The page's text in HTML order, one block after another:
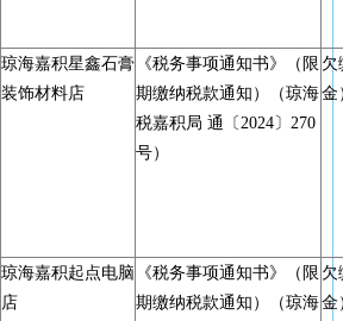
琼海嘉积星鑫石膏
装饰材料店
《税务事项通知书》（限
期缴纳税款通知）（琼海
税嘉积局 通〔2024〕270
号）
欠
金
琼海嘉积起点电脑
店
《税务事项通知书》（限
期缴纳税款通知）（琼海
欠
金